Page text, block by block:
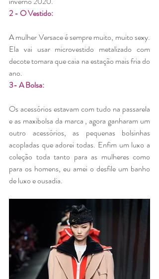
2 - O Vestido:
A mulher Versace é sempre muito, muito sexy.
Ela vai usar microvestido metalizado com
decote tomara que caia na estação mais fria do
ano.
3- A Bolsa:
Os acessórios estavam com tudo na passarela
e as maxibolsa da marca , agora ganharam um
outro acessórios, as pequenas bolsinhas
acopladas que adorei todas. Enfim um luxo a
coleção toda tanto para as mulheres como
para os homens, eu amei o desfile um banho
de luxo e ousadia.